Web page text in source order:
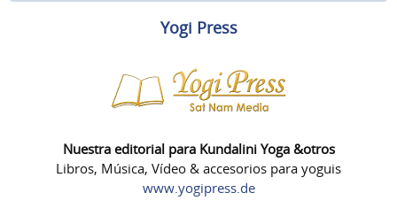
Yogi Press
Nuestra editorial para Kundalini Yoga &otros
Libros, Música, Vídeo & accesorios para yoguis
www.yogipress.de